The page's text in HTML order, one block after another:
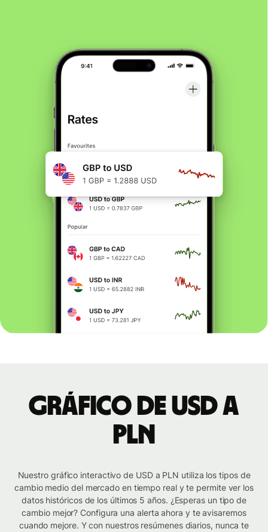
Gráfico de USD a
PLN
Nuestro gráfico interactivo de USD a PLN utiliza los tipos de
cambio medio del mercado en tiempo real y te permite ver los
datos históricos de los últimos 5 años. ¿Esperas un tipo de
cambio mejor? Configura una alerta ahora y te avisaremos
cuando mejore. Y con nuestros resúmenes diarios, nunca te